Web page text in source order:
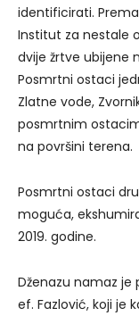
identificirati.
Institut za nestale
dvije žrtve ubijene
Posmrtni ostaci
Zlatne vode,
posmrtnim
na površini terena.
Posmrtni ostaci
moguća,
2019. godine.
Dženazu namaz
ef. Fazlović, koji je